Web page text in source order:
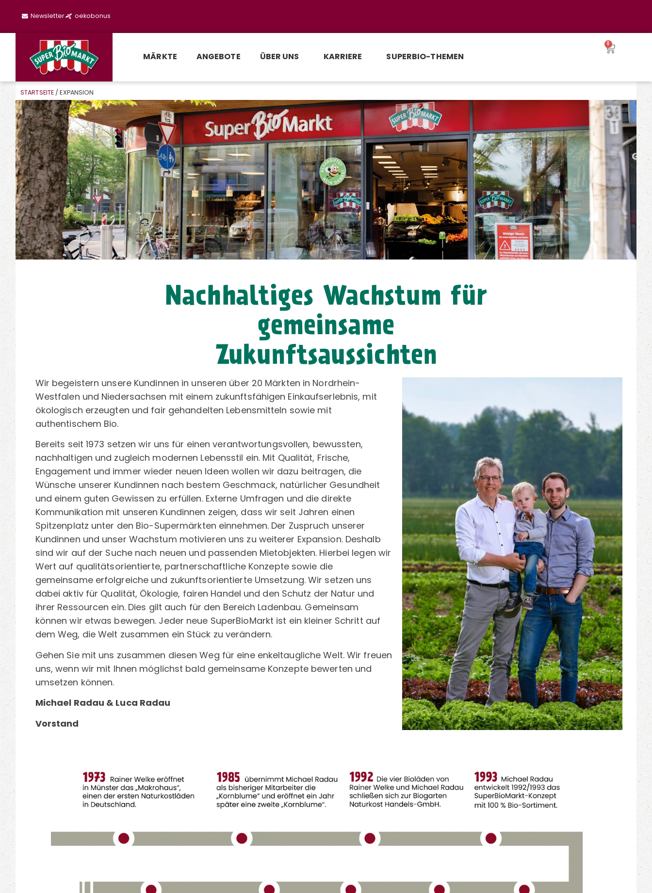
Newsletter oekobonus
MÄRKTE ANGEBOTE ÜBER UNS KARRIERE SUPERBIO-THEMEN
0
STARTSEITE / EXPANSION
Nachhaltiges Wachstum für
gemeinsame
Zukunftsaussichten
Wir begeistern unsere Kundinnen in unseren über 20 Märkten in Nordrhein-
Westfalen und Niedersachsen mit einem zukunftsfähigen Einkaufserlebnis, mit
ökologisch erzeugten und fair gehandelten Lebensmitteln sowie mit
authentischem Bio.
Bereits seit 1973 setzen wir uns für einen verantwortungsvollen, bewussten,
nachhaltigen und zugleich modernen Lebensstil ein. Mit Qualität, Frische,
Engagement und immer wieder neuen Ideen wollen wir dazu beitragen, die
Wünsche unserer Kundinnen nach bestem Geschmack, natürlicher Gesundheit
und einem guten Gewissen zu erfüllen. Externe Umfragen und die direkte
Kommunikation mit unseren Kundinnen zeigen, dass wir seit Jahren einen
Spitzenplatz unter den Bio-Supermärkten einnehmen. Der Zuspruch unserer
Kundinnen und unser Wachstum motivieren uns zu weiterer Expansion. Deshalb
sind wir auf der Suche nach neuen und passenden Mietobjekten. Hierbei legen wir
Wert auf qualitätsorientierte, partnerschaftliche Konzepte sowie die
gemeinsame erfolgreiche und zukunftsorientierte Umsetzung. Wir setzen uns
dabei aktiv für Qualität, Ökologie, fairen Handel und den Schutz der Natur und
ihrer Ressourcen ein. Dies gilt auch für den Bereich Ladenbau. Gemeinsam
können wir etwas bewegen. Jeder neue SuperBioMarkt ist ein kleiner Schritt auf
dem Weg, die Welt zusammen ein Stück zu verändern.
Gehen Sie mit uns zusammen diesen Weg für eine enkeltaugliche Welt. Wir freuen
uns, wenn wir mit Ihnen möglichst bald gemeinsame Konzepte bewerten und
umsetzen können.
Michael Radau & Luca Radau
Vorstand